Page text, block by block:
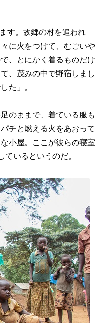
す。故郷の村を追われ
に火をつけて、むごいや
、とにかく着るものだけ
、茂みの中で野宿しまし
た」。
のままで、着ている服も
チと燃える火をあおって
小屋。ここが彼らの寝室
いるというのだ。